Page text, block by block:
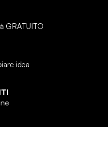
GRATUITO
idea